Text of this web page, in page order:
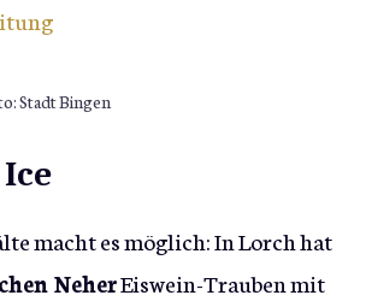
Stadt Bingen
macht es möglich: In Lorch hat
NeherEiswein-Trauben mit